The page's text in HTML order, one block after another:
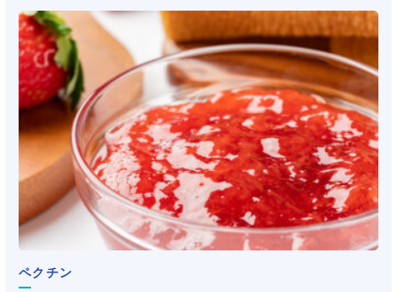
分子の耐熱性（酸性）
耐熱性ゲル形成（中性）
耐熱性ゲル形成（酸性）
イオン反応性
宗教対応（HALAL/KOSHER）
フリーワードで探す
検索する （9件）
ペクチン